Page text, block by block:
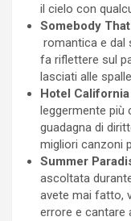
il cielo con
Somebody
romantica e dal
fa riflettere sul
lasciati alle
Hotel
leggermente più
guadagna di
migliori canzoni
Summer
ascoltata
avete mai fatto,
errore e cantare